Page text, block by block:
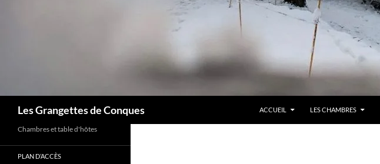
Les Grangettes de Conques
ACCUEIL
LES CHAMBRES
Chambres et table d'hôtes
PLAN D’ACCÈS